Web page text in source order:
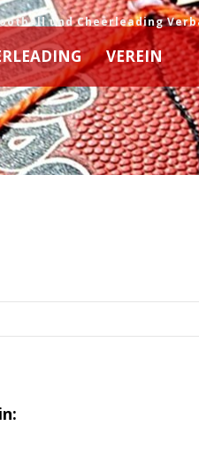
VEREIN